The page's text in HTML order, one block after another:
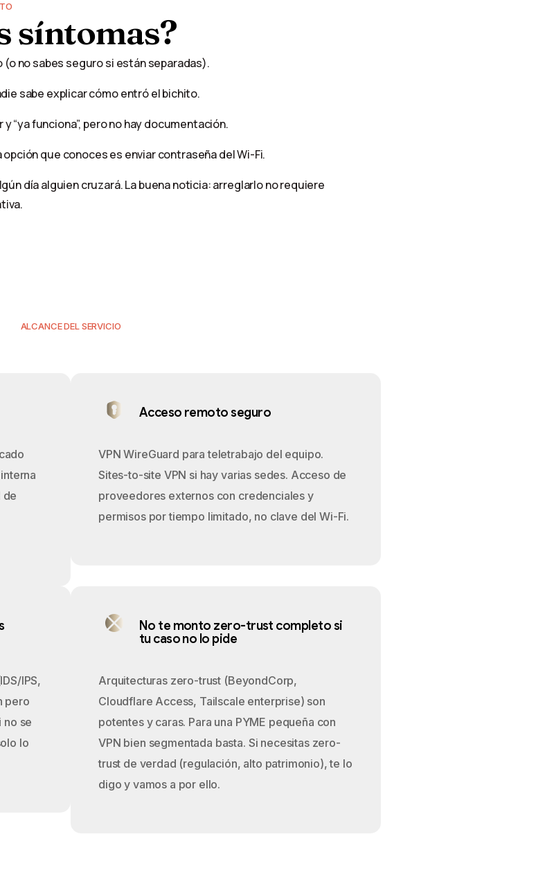
síntomas?
(o no sabes seguro si están separadas).
sabe explicar cómo entró el bichito.
funciona”, pero no hay documentación.
que conoces es enviar contraseña del Wi-Fi.
día alguien cruzará. La buena noticia: arreglarlo no requiere
ALCANCE DEL SERVICIO
de
Acceso remoto seguro
VPN WireGuard para teletrabajo del equipo.
Sites-to-site VPN si hay varias sedes. Acceso de
proveedores externos con credenciales y
permisos por tiempo limitado, no clave del Wi-Fi.
IPS,
pero
no se
lo
No te monto zero-trust completo si
tu caso no lo pide
Arquitecturas zero-trust (BeyondCorp,
Cloudflare Access, Tailscale enterprise) son
potentes y caras. Para una PYME pequeña con
VPN bien segmentada basta. Si necesitas zero-
trust de verdad (regulación, alto patrimonio), te lo
digo y vamos a por ello.